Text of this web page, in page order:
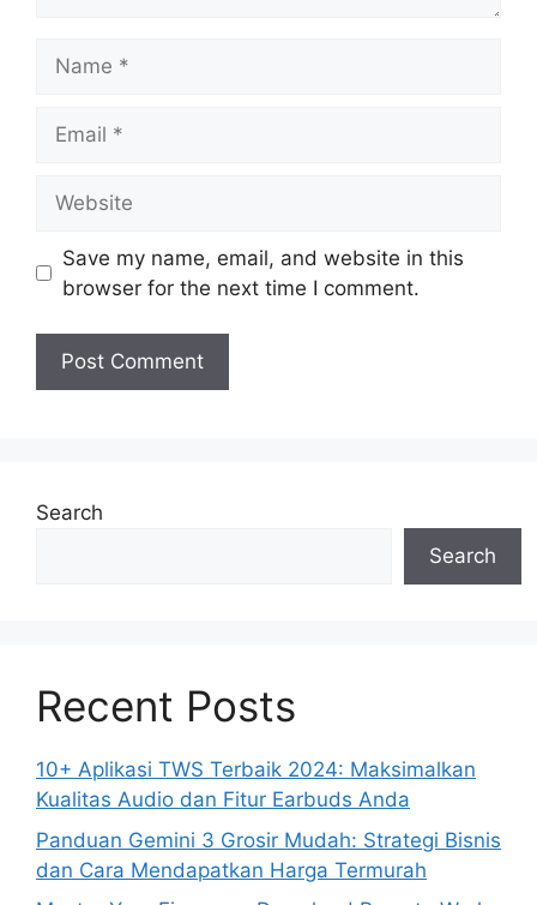
Save my name, email, and website in this
browser for the next time I comment.
Search
Search
Recent Posts
10+ Aplikasi TWS Terbaik 2024: Maksimalkan
Kualitas Audio dan Fitur Earbuds Anda
Panduan Gemini 3 Grosir Mudah: Strategi Bisnis
dan Cara Mendapatkan Harga Termurah